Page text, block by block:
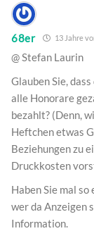
68er 13 Jahre
@ Stefan Laurin
Glauben Sie,
alle Honorare
bezahlt? (Denn,
Heftchen etwas
Beziehungen zu
Druckkosten
Haben Sie mal
wer da Anzeigen
Information.